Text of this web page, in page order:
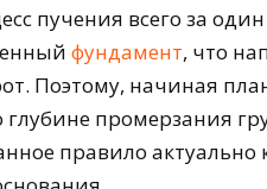
пучения всего за один
фундамент, что
Поэтому, начиная
промерзания
правило актуально